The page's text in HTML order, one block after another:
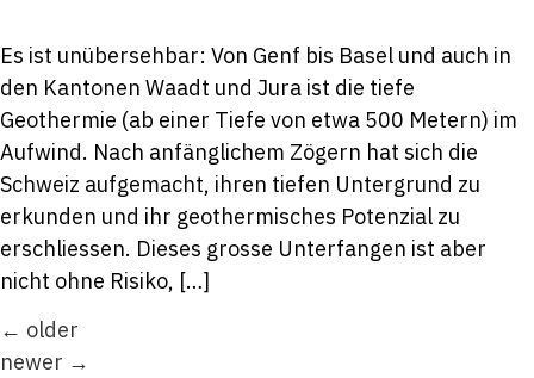
Es ist unübersehbar: Von Genf bis Basel und auch in
den Kantonen Waadt und Jura ist die tiefe
Geothermie (ab einer Tiefe von etwa 500 Metern) im
Aufwind. Nach anfänglichem Zögern hat sich die
Schweiz aufgemacht, ihren tiefen Untergrund zu
erkunden und ihr geothermisches Potenzial zu
erschliessen. Dieses grosse Unterfangen ist aber
nicht ohne Risiko, […]
← older
newer →